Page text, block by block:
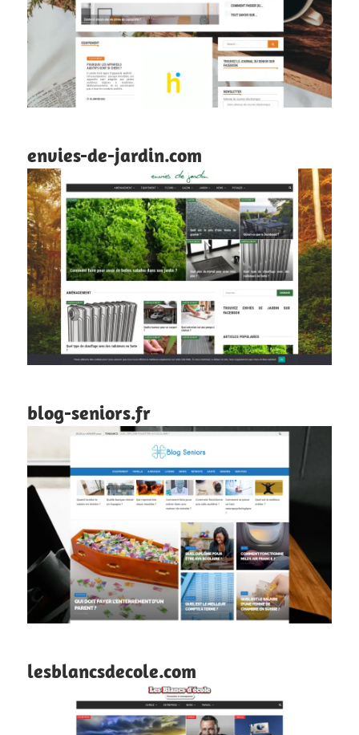
envies-de-jardin.com
blog-seniors.fr
lesblancsdecole.com